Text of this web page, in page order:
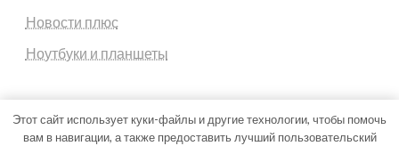
Новости плюс
Ноутбуки и планшеты
Этот сайт использует куки-файлы и другие технологии, чтобы помочь
вам в навигации, а также предоставить лучший пользовательский